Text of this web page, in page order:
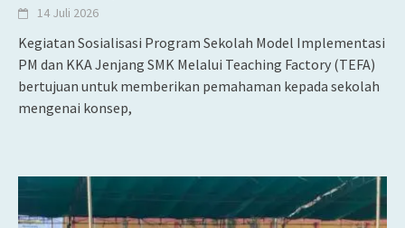
14 Juli 2026
Kegiatan Sosialisasi Program Sekolah Model Implementasi
PM dan KKA Jenjang SMK Melalui Teaching Factory (TEFA)
bertujuan untuk memberikan pemahaman kepada sekolah
mengenai konsep,